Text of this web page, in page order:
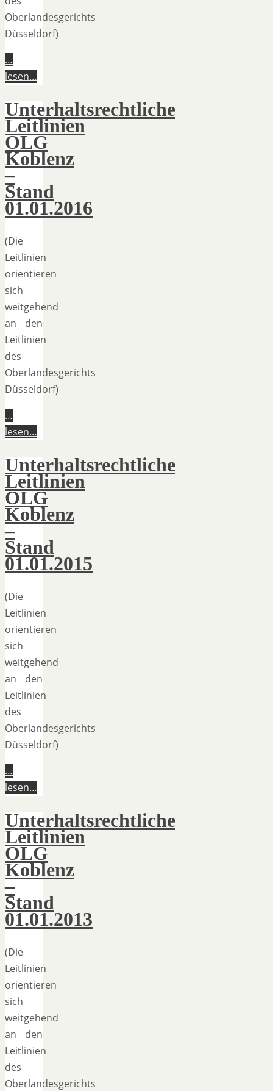
Oberlandesgerichts
Düsseldorf)
…
lesen…
Unterhaltsrechtliche
Leitlinien
OLG
Koblenz
–
Stand
01.01.2016
(Die
Leitlinien
orientieren
sich
weitgehend
an den
Leitlinien
des
Oberlandesgerichts
Düsseldorf)
…
lesen…
Unterhaltsrechtliche
Leitlinien
OLG
Koblenz
–
Stand
01.01.2015
(Die
Leitlinien
orientieren
sich
weitgehend
an den
Leitlinien
des
Oberlandesgerichts
Düsseldorf)
…
lesen…
Unterhaltsrechtliche
Leitlinien
OLG
Koblenz
–
Stand
01.01.2013
(Die
Leitlinien
orientieren
sich
weitgehend
an den
Leitlinien
des
Oberlandesgerichts